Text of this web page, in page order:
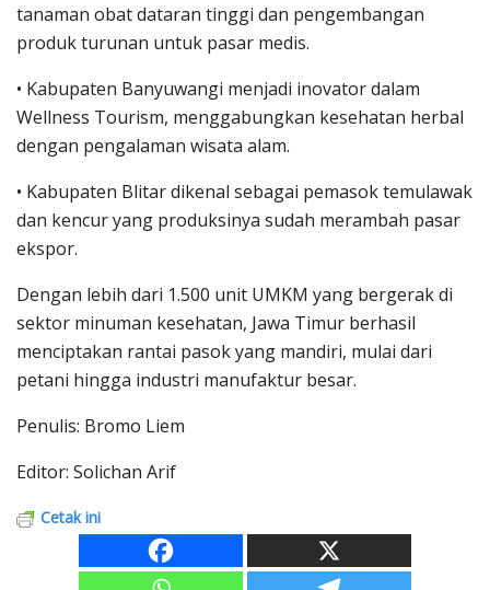
tanaman obat dataran tinggi dan pengembangan
produk turunan untuk pasar medis.
• Kabupaten Banyuwangi menjadi inovator dalam
Wellness Tourism, menggabungkan kesehatan herbal
dengan pengalaman wisata alam.
• Kabupaten Blitar dikenal sebagai pemasok temulawak
dan kencur yang produksinya sudah merambah pasar
ekspor.
Dengan lebih dari 1.500 unit UMKM yang bergerak di
sektor minuman kesehatan, Jawa Timur berhasil
menciptakan rantai pasok yang mandiri, mulai dari
petani hingga industri manufaktur besar.
Penulis: Bromo Liem
Editor: Solichan Arif
Cetak ini